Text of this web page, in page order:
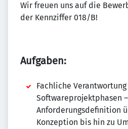
Wir freuen uns auf die
der Kennziffer 018/B!
Aufgaben:
Fachliche
Softwareprojektphasen
Anforderungsdefinition
Konzeption bis hin zu